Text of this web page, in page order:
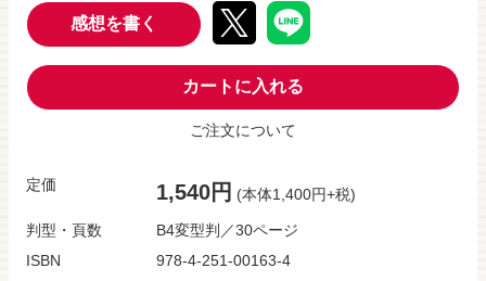
感想を書く
カートに入れる
ご注文について
定価 1,540円 (本体1,400円+税)
判型・頁数
B4変型判／30ページ
ISBN
978-4-251-00163-4